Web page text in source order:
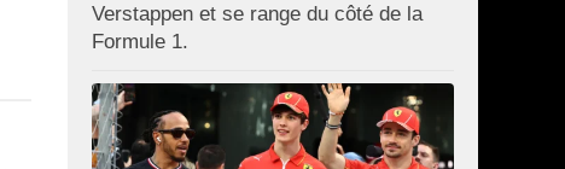
Verstappen et se range du côté de la
Formule 1.